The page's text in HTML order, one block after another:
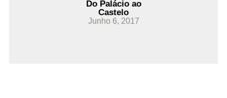
Do Palácio ao
Castelo
Junho 6, 2017